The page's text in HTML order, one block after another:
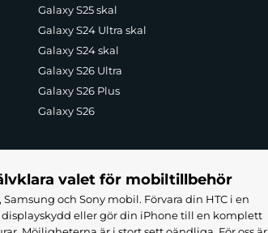
Galaxy S25 skal
Galaxy S24 Ultra skal
Galaxy S24 skal
Galaxy S26 Ultra
Galaxy S26 Plus
Galaxy S26
valet för mobiltillbehör
och Sony mobil. Förvara din HTC i en
eller gör din iPhone till en komplett